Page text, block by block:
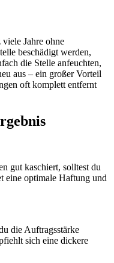
Jahre ohne
beschädigt werden,
die Stelle anfeuchten,
aus – ein großer Vorteil
oft komplett entfernt
gut kaschiert, solltest du
eine optimale Haftung und
die Auftragsstärke
sich eine dickere